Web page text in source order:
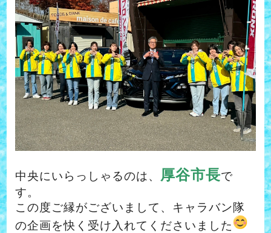
中央にいらっしゃるのは、 厚谷市長で
す。
この度ご縁がございまして、キャラバン隊
の企画を快く受け入れてくださいました